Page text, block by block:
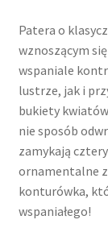
Patera o
wznoszącym
wspaniale
lustrze, jak i
bukiety
nie sposób
zamykają
ornamentalne
konturówka,
wspaniałego!